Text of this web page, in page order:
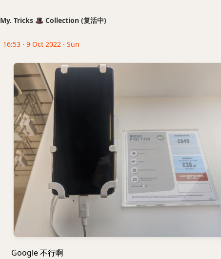
_My. Tricks 🎩 Collection (复活中)
16:53 · 9 Oct 2022 · Sun
Google 不行啊